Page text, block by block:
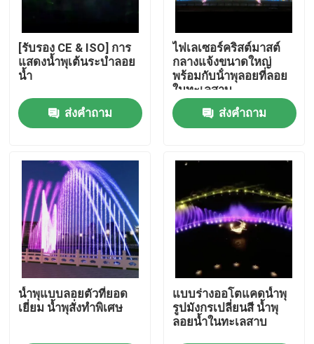
ทัวร์โรงงาน
ควบคุมคุณภาพ
ติดต่อเรา
ขออ้าง
น้ำพุลอยน้ำ
น้ําพุทะเลสาบ
[รับรอง CE & ISO] การ
แสดงน้ำพุเต้นระบำลอย
น้ำ
ส่งคำถาม
ไฟเลเซอร์คริสต์มาสต์
กลางแจ้งขนาดใหญ่
พร้อมกับน้ําพุลอยที่ลอย
ในทะเลสาบ
ส่งคำถาม
น้ำพุแบบลอยตัวที่ยอด
เยี่ยม น้ำพุสั่งทำพิเศษ
แบบร่างออโตแคดน้ำพุ
รูปมังกรเปลี่ยนสี น้ำพุ
ลอยน้ำในทะเลสาบ